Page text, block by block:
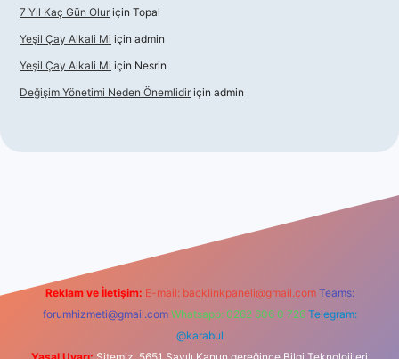
7 Yıl Kaç Gün Olur için Topal
Yeşil Çay Alkali Mi için admin
Yeşil Çay Alkali Mi için Nesrin
Değişim Yönetimi Neden Önemlidir için admin
Reklam ve İletişim: E-mail: backlinkpaneli@gmail.com Teams:
forumhizmeti@gmail.com Whatsapp: 0262 606 0 726 Telegram:
@karabul